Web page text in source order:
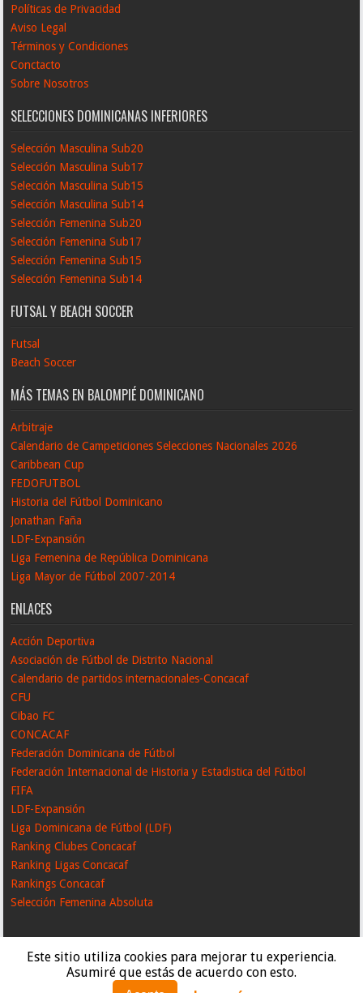
Este sitio utiliza cookies para mejorar tu experiencia.
Asumiré que estás de acuerdo con esto.
Políticas de Privacidad
Aviso Legal
Términos y Condiciones
Conctacto
Sobre Nosotros
SELECCIONES DOMINICANAS INFERIORES
Selección Masculina Sub20
Selección Masculina Sub17
Selección Masculina Sub15
Selección Masculina Sub14
Selección Femenina Sub20
Selección Femenina Sub17
Selección Femenina Sub15
Selección Femenina Sub14
FUTSAL Y BEACH SOCCER
Futsal
Beach Soccer
MÁS TEMAS EN BALOMPIÉ DOMINICANO
Arbitraje
Calendario de Campeticiones Selecciones Nacionales 2026
Caribbean Cup
FEDOFUTBOL
Historia del Fútbol Dominicano
Jonathan Faña
LDF-Expansión
Liga Femenina de República Dominicana
Liga Mayor de Fútbol 2007-2014
ENLACES
Acción Deportiva
Asociación de Fútbol de Distrito Nacional
Calendario de partidos internacionales-Concacaf
CFU
Cibao FC
CONCACAF
Federación Dominicana de Fútbol
Federación Internacional de Historia y Estadistica del Fútbol
FIFA
LDF-Expansión
Liga Dominicana de Fútbol (LDF)
Ranking Clubes Concacaf
Ranking Ligas Concacaf
Rankings Concacaf
Selección Femenina Absoluta